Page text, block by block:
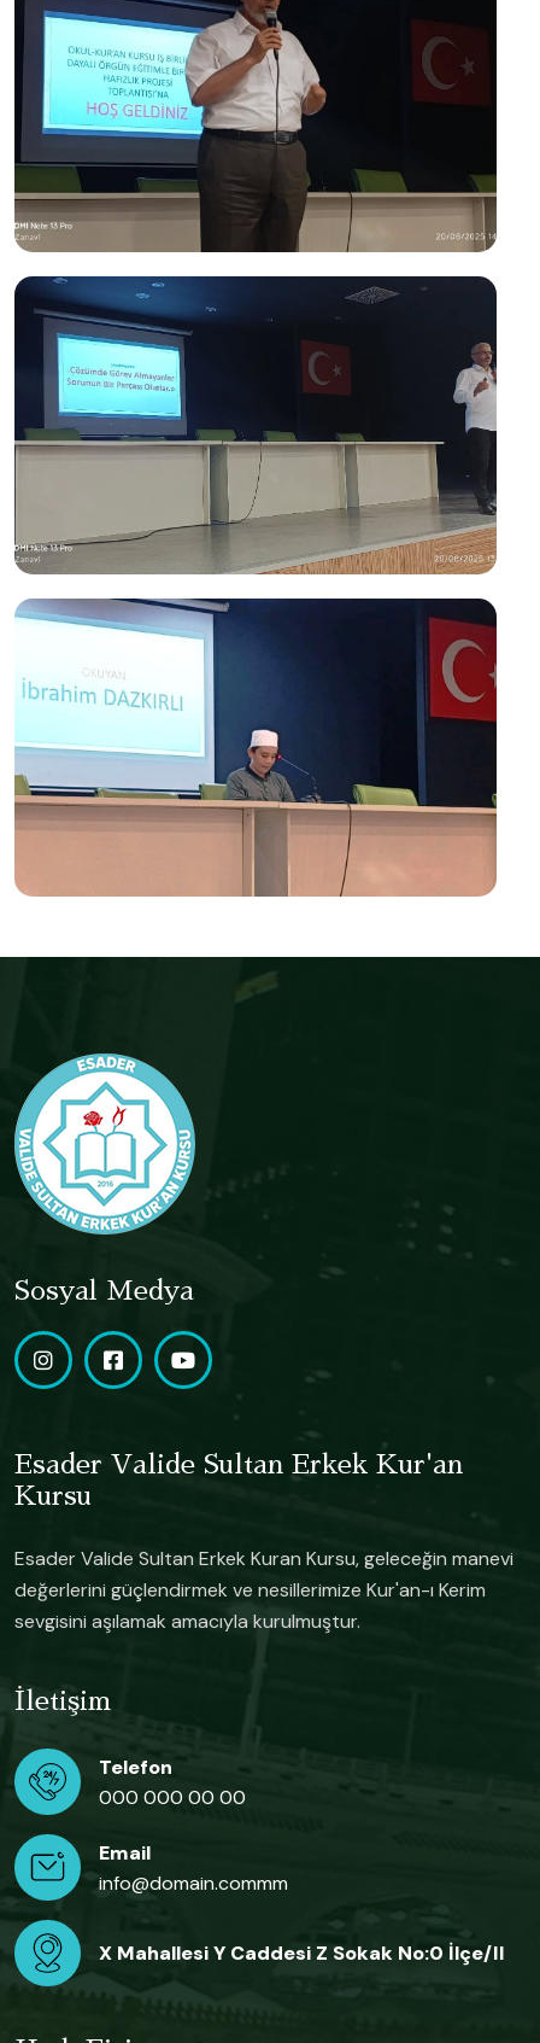
Sosyal Medya
Esader Valide Sultan Erkek Kur'an
Kursu
Esader Valide Sultan Erkek Kuran Kursu, geleceğin manevi
değerlerini güçlendirmek ve nesillerimize Kur'an-ı Kerim
sevgisini aşılamak amacıyla kurulmuştur.
İletişim
Telefon
000 000 00 00
Email
info@domain.commm
X Mahallesi Y Caddesi Z Sokak No:0 İlçe/il